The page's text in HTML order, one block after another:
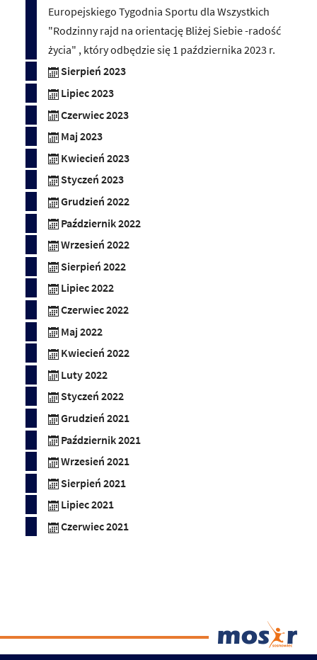
Europejskiego Tygodnia Sportu dla Wszystkich
"Rodzinny rajd na orientację Bliżej Siebie -radość
życia" , który odbędzie się 1 października 2023 r.
Sierpień 2023
Lipiec 2023
Czerwiec 2023
Maj 2023
Kwiecień 2023
Styczeń 2023
Grudzień 2022
Październik 2022
Wrzesień 2022
Sierpień 2022
Lipiec 2022
Czerwiec 2022
Maj 2022
Kwiecień 2022
Luty 2022
Styczeń 2022
Grudzień 2021
Październik 2021
Wrzesień 2021
Sierpień 2021
Lipiec 2021
Czerwiec 2021